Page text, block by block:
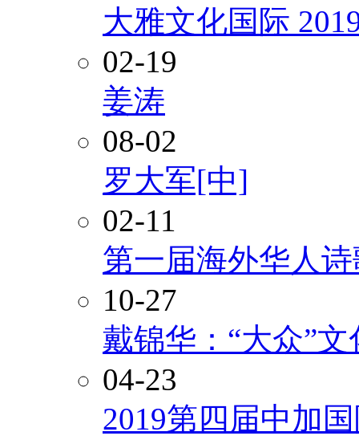
大雅文化国际
02-19
姜涛
08-02
罗大军[中]
02-11
第一届海外华人
10-27
戴锦华：“大众”
04-23
2019第四届中加